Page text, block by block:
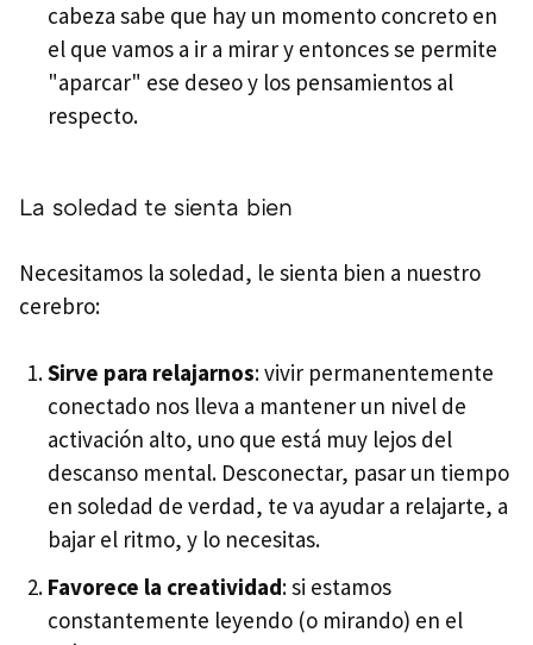
cabeza sabe que hay un momento concreto en
el que vamos a ir a mirar y entonces se permite
"aparcar" ese deseo y los pensamientos al
respecto.
La soledad te sienta bien
Necesitamos la soledad, le sienta bien a nuestro
cerebro:
Sirve para relajarnos: vivir permanentemente
conectado nos lleva a mantener un nivel de
activación alto, uno que está muy lejos del
descanso mental. Desconectar, pasar un tiempo
en soledad de verdad, te va ayudar a relajarte, a
bajar el ritmo, y lo necesitas.
Favorece la creatividad: si estamos
constantemente leyendo (o mirando) en el